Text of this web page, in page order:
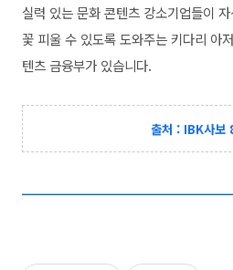
실력 있는 문화 콘텐츠 강소기업들이
꽃 피울 수 있도록 도와주는 키다리 아
텐츠 금융부가 있습니다.
출처 : IBK사보